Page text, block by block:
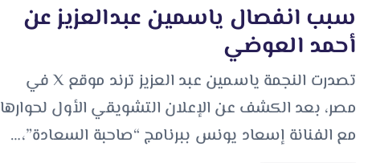
سبب انفصال ياسمين عبدالعزيز عن
أحمد العوضي
تصدرت النجمة ياسمين عبد العزيز ترند موقع X في
مصر، بعد الكشف عن الإعلان التشويقي الأول لحوارها
مع الفنانة إسعاد يونس ببرنامج “صاحبة السعادة”،…